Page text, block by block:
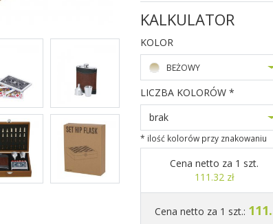
KALKULATOR
KOLOR
BEŻOWY
LICZBA KOLORÓW *
brak
* ilość kolorów przy znakowaniu
Cena netto za 1 szt.
111.32 zł
Cena netto za 1 szt.: